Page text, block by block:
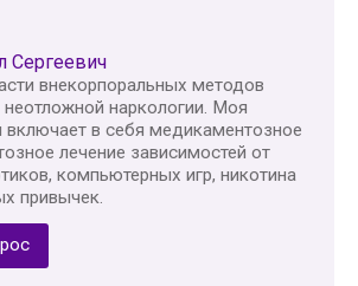
Сергеевич
внекорпоральных методов
наркологии. Моя
включает в себя медикаментозное
лечение зависимостей от
компьютерных игр, никотина
привычек.